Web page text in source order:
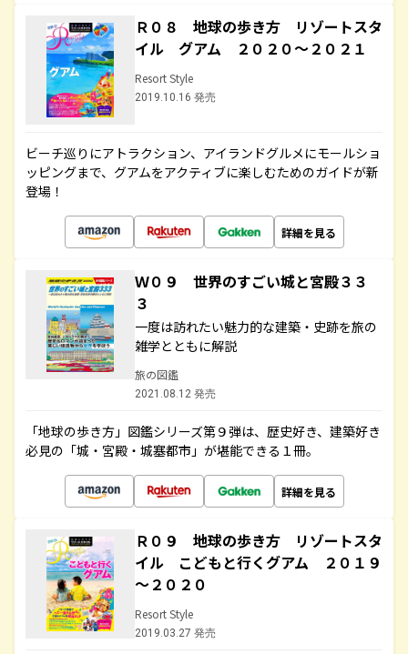
Ｒ０８ 地球の歩き方 リゾートスタ
イル グアム ２０２０～２０２１
Resort Style
2019.10.16 発売
ビーチ巡りにアトラクション、アイランドグルメにモールショ
ッピングまで、グアムをアクティブに楽しむためのガイドが新
登場！
詳細を見る
Ｗ０９ 世界のすごい城と宮殿３３
３
一度は訪れたい魅力的な建築・史跡を旅の
雑学とともに解説
旅の図鑑
2021.08.12 発売
「地球の歩き方」図鑑シリーズ第９弾は、歴史好き、建築好き
必見の「城・宮殿・城塞都市」が堪能できる１冊。
詳細を見る
Ｒ０９ 地球の歩き方 リゾートスタ
イル こどもと行くグアム ２０１９
～２０２０
Resort Style
2019.03.27 発売